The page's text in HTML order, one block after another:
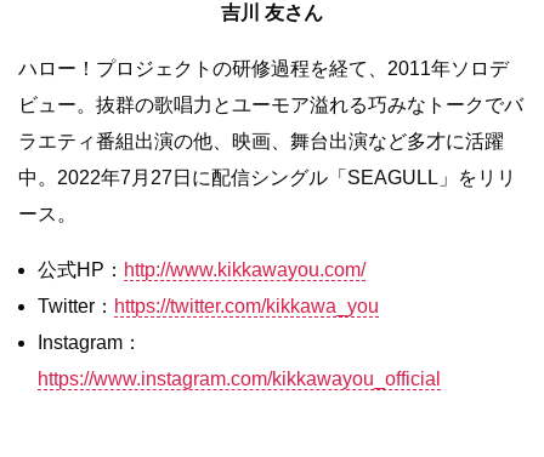
吉川 友さん
ハロー！プロジェクトの研修過程を経て、2011年ソロデ
ビュー。抜群の歌唱力とユーモア溢れる巧みなトークでバ
ラエティ番組出演の他、映画、舞台出演など多才に活躍
中。2022年7月27日に配信シングル「SEAGULL」をリリ
ース。
公式HP： http://www.kikkawayou.com/
Twitter： https://twitter.com/kikkawa_you
Instagram：
https://www.instagram.com/kikkawayou_official